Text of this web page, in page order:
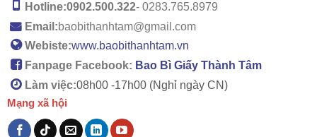
Hotline:0902.500.322- 0283.765.8979
Email:baobithanhtam@gmail.com
Webiste:www.baobithanhtam.vn
Fanpage Facebook: Bao Bì Giấy Thành Tâm
Làm việc:08h00 -17h00 (Nghỉ ngày CN)
Mạng xã hội